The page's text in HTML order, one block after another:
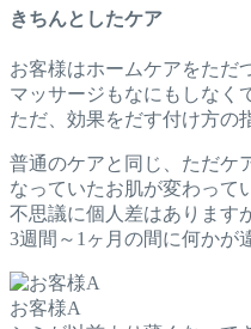
きちんとしたケア
お客様はホームケアをただ
マッサージもなにもしなく
ただ、効果をだす付け方の
普通のケアと同じ、ただケ
なっていたお肌が変わって
不思議に個人差はあります
3週間～1ヶ月の間に何かが
お客様A